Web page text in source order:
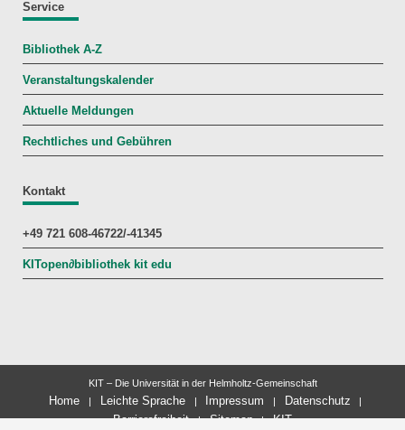
Service
Bibliothek A-Z
Veranstaltungskalender
Aktuelle Meldungen
Rechtliches und Gebühren
Kontakt
+49 721 608-46722/-41345
KITopen∂bibliothek kit edu
KIT – Die Universität in der Helmholtz-Gemeinschaft
Home Leichte Sprache Impressum
Datenschutz
Barrierefreiheit
Sitemap KIT